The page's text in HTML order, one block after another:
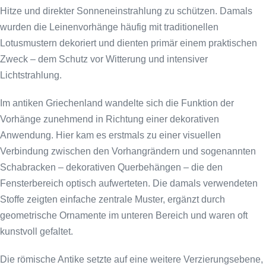
Hitze und direkter Sonneneinstrahlung zu schützen. Damals
wurden die Leinenvorhänge häufig mit traditionellen
Lotusmustern dekoriert und dienten primär einem praktischen
Zweck – dem Schutz vor Witterung und intensiver
Lichtstrahlung.
Im antiken Griechenland wandelte sich die Funktion der
Vorhänge zunehmend in Richtung einer dekorativen
Anwendung. Hier kam es erstmals zu einer visuellen
Verbindung zwischen den Vorhangrändern und sogenannten
Schabracken – dekorativen Querbehängen – die den
Fensterbereich optisch aufwerteten. Die damals verwendeten
Stoffe zeigten einfache zentrale Muster, ergänzt durch
geometrische Ornamente im unteren Bereich und waren oft
kunstvoll gefaltet.
Die römische Antike setzte auf eine weitere Verzierungsebene,